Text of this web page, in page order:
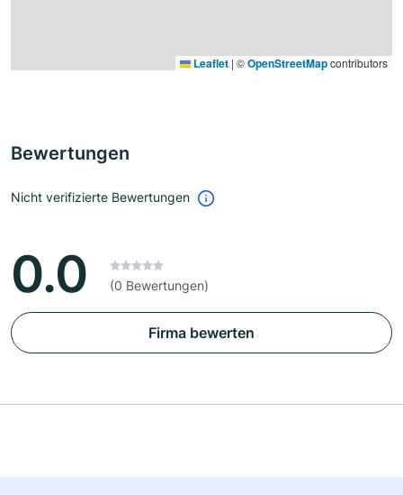
Leaflet | ©OpenStreetMapcontributors
Bewertungen
Nicht verifizierte Bewertungen
0.0 (0 Bewertungen)
Firma bewerten